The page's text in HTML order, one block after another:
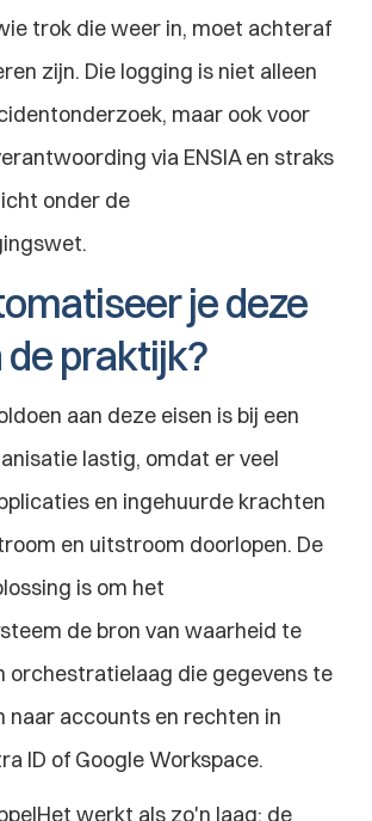
trok die weer in, moet achteraf
zijn. Die logging is niet alleen
maar ook voor
via ENSIA en straks
onder de
je deze
de praktijk?
aan deze eisen is bij een
lastig, omdat er veel
en ingehuurde krachten
en uitstroom doorlopen. De
is om het
de bron van waarheid te
orchestratielaag die gegevens te
naar accounts en rechten in
ID of Google Workspace.
werkt als zo'n laag: de